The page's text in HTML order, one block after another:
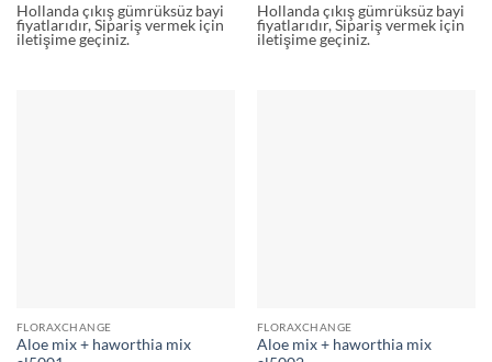
5
üzerinden
0
Hollanda çıkış gümrüksüz bayi
fiyatlarıdır, Sipariş vermek için
iletişime geçiniz.
5
üzerinden
0
Hollanda çıkış gümrüksüz bayi
fiyatlarıdır, Sipariş vermek için
iletişime geçiniz.
FLORAXCHANGE
Aloe mix + haworthia mix
FLORAXCHANGE
Aloe mix + haworthia mix